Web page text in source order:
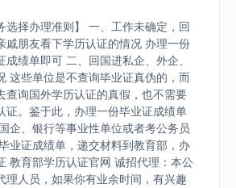
选择办理准则】 一、工作未确定，回
戚朋友看下学历认证的情况 办理一份
成绩单即可 二、回国进私企、外企、
这些单位是不查询毕业证真伪的，而
查询国外学历认证的真假，也不需要
证。鉴于此，办理一份毕业证成绩单
企、银行等事业性单位或者考公务员
业证成绩单，递交材料到教育部，办
教育部学历认证官网 诚招代理：本公
理人员，如果你有业余时间，有兴趣